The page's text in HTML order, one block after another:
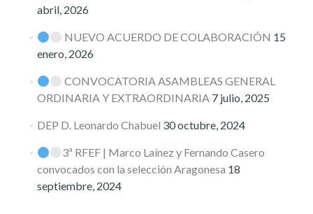
abril, 2026
NUEVO ACUERDO DE COLABORACIÓN 15
enero, 2026
CONVOCATORIA ASAMBLEAS GENERAL
ORDINARIA Y EXTRAORDINARIA 7 julio, 2025
DEP D. Leonardo Chabuel 30 octubre, 2024
3ª RFEF | Marco Laínez y Fernando Casero
convocados con la selección Aragonesa 18
septiembre, 2024